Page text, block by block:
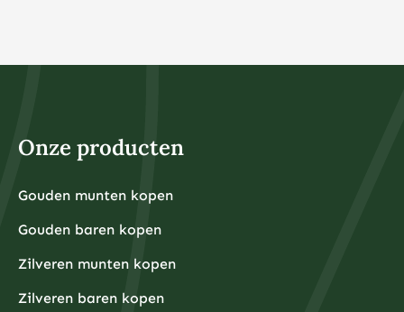
Onze producten
Gouden munten kopen
Gouden baren kopen
Zilveren munten kopen
Zilveren baren kopen